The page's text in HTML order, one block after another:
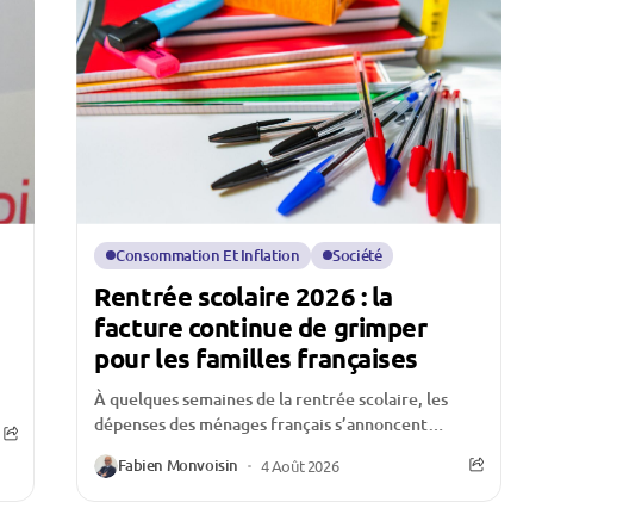
Consommation Et Inflation Société
Rentrée scolaire 2026 : la
facture continue de grimper
pour les familles françaises
À quelques semaines de la rentrée scolaire, les
dépenses des ménages français s’annoncent
particulièrement élevées. Entre les fournitures,
les vêtements, les équipements numériques,...
Fabien Monvoisin 4 Août 2026